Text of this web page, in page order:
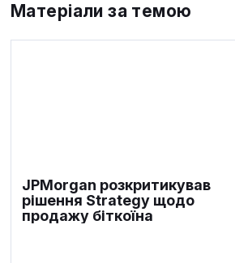
Матеріали за темою
JPMorgan розкритикував
рішення Strategy щодо
продажу біткоїна